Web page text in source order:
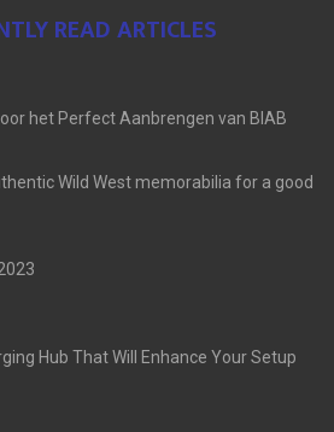
READ ARTICLES
het Perfect Aanbrengen van BIAB
Wild West memorabilia for a good
Hub That Will Enhance Your Setup